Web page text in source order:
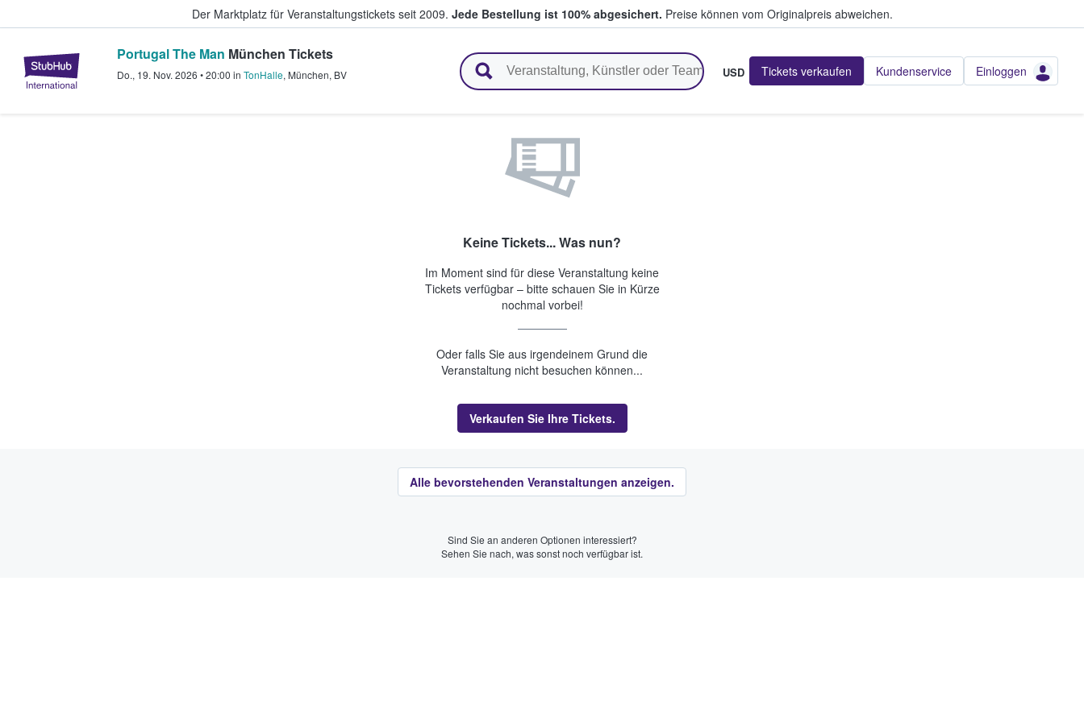
Der Marktplatz für Veranstaltungstickets seit 2009. Jede Bestellung ist 100% abgesichert. Preise können vom Originalpreis abweichen.
StubHub - Wo Fans Tickets kaufen & verkaufen
Portugal The Man München Tickets
Do., 19. Nov. 2026 •20:00 in TonHalle, München, BV USD Tickets verkaufen Kundenservice Einloggen
Keine Tickets... Was nun?
Im Moment sind für diese Veranstaltung keine
Tickets verfügbar – bitte schauen Sie in Kürze
nochmal vorbei!
Oder falls Sie aus irgendeinem Grund die
Veranstaltung nicht besuchen können...
Verkaufen Sie Ihre Tickets.
Alle bevorstehenden Veranstaltungen anzeigen.
Sind Sie an anderen Optionen interessiert?
Sehen Sie nach, was sonst noch verfügbar ist.